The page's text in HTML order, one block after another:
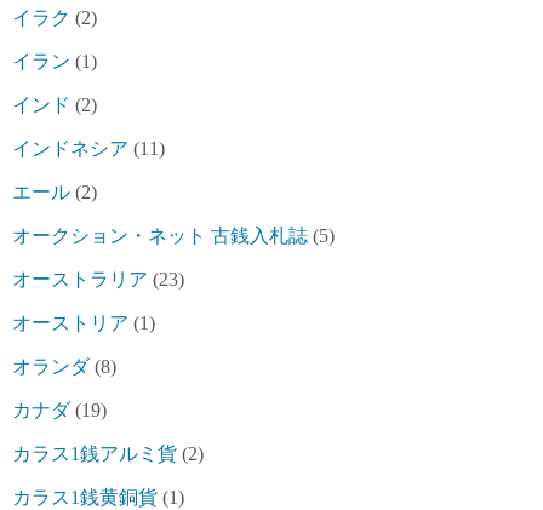
イラク (2)
イラン (1)
インド (2)
インドネシア (11)
エール (2)
オークション・ネット 古銭入札誌 (5)
オーストラリア (23)
オーストリア (1)
オランダ(8)
カナダ(19)
カラス1銭アルミ貨 (2)
カラス1銭黄銅貨 (1)